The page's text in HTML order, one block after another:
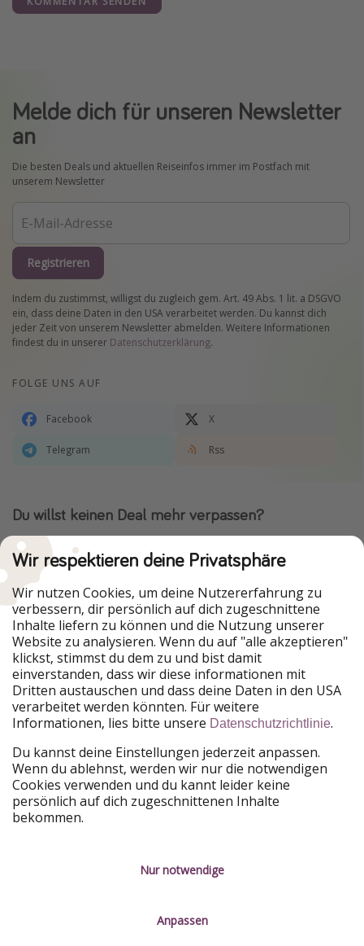
Melde dich für unseren Newsletter
an
Die besten Deals und aktuellen Reiseinfos immer im Postfach mit
unserem Newsletter
Registrieren
Indem du zustimmst, willigst du zugleich gem. Art. 49 Abs. 1 lit. a DSGVO
ein, dass deine Daten in den USA verarbeitet werden. Du kannst dich
jeder Zeit von unserem Newsletter abmelden. Weitere Informationen
findest du in unserer Datenschutzerklärung.
FOLGE UNS AUF
Facebook X
Telegram Rss
Du willst keinen Deal mehr verpassen?
Dann lade unsere App herunter.
Urlaubspiraten ist Teil der HolidayPirates Group
Unsere Märkte
PiratinViaggio
HolidayPirates
VakantiePiraten
WakacyjniPiraci
VoyagesPirates
Ferienpiraten
Urlaubspiraten
ViajerosPiratas
Unsere Gruppe
HolidayPirates Group
Lerne uns kennen
Service-Kontrolle
Wir respektieren deine Privatsphäre
Wir nutzen Cookies, um deine Nutzererfahrung zu
verbessern, dir persönlich auf dich zugeschnittene
Inhalte liefern zu können und die Nutzung unserer
Website zu analysieren. Wenn du auf "alle akzeptieren"
klickst, stimmst du dem zu und bist damit
einverstanden, dass wir diese informationen mit
Dritten austauschen und dass deine Daten in den USA
verarbeitet werden könnten. Für weitere
Informationen, lies bitte unsere Datenschutzrichtlinie.
Du kannst deine Einstellungen jederzeit anpassen.
Wenn du ablehnst, werden wir nur die notwendigen
Cookies verwenden und du kannt leider keine
persönlich auf dich zugeschnittenen Inhalte
bekommen.
Nur notwendige
Anpassen